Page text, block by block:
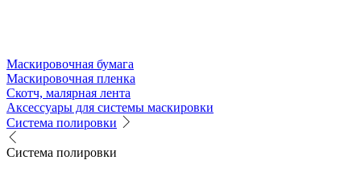
Маскировочная бумага
Маскировочная пленка
Скотч, малярная лента
Аксессуары для системы маскировки
Система полировки
Система полировки